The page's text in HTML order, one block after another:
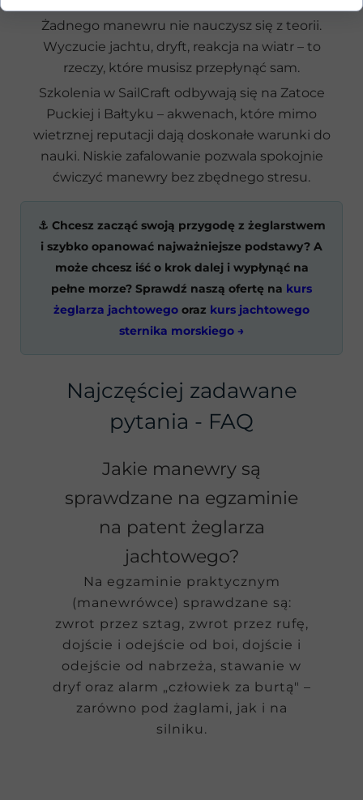
Najczęściej zadawane
pytania - FAQ
Jakie manewry są
sprawdzane na egzaminie
na patent żeglarza
jachtowego?
Na egzaminie praktycznym
(manewrówce) sprawdzane są:
zwrot przez sztag, zwrot przez rufę,
dojście i odejście od boi, dojście i
odejście od nabrzeża, stawanie w
dryf oraz alarm „człowiek za burtą" –
zarówno pod żaglami, jak i na
silniku.
Żadnego manewru nie nauczysz się z teorii.
Wyczucie jachtu, dryft, reakcja na wiatr – to
rzeczy, które musisz przepłynąć sam.
Szkolenia w SailCraft odbywają się na Zatoce
Puckiej i Bałtyku – akwenach, które mimo
wietrznej reputacji dają doskonałe warunki do
nauki. Niskie zafalowanie pozwala spokojnie
ćwiczyć manewry bez zbędnego stresu.
⚓ Chcesz zacząć swoją przygodę z żeglarstwem
i szybko opanować najważniejsze podstawy? A
może chcesz iść o krok dalej i wypłynąć na
pełne morze? Sprawdź naszą ofertę na kurs
żeglarza jachtowego oraz kurs jachtowego
sternika morskiego →